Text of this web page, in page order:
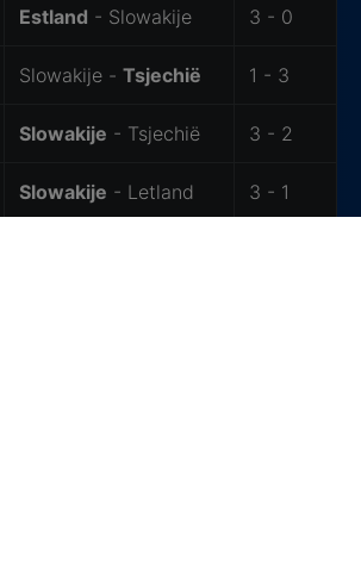
Estland - Slowakije 3 - 0
Slowakije - Tsjechië 1 - 3
Slowakije - Tsjechië 3 - 2
Slowakije - Letland 3 - 1